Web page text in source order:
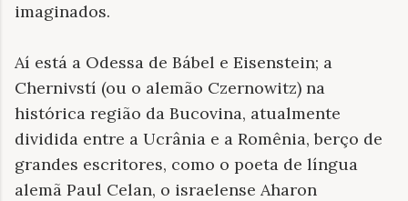
imaginados.
Aí está a Odessa de Bábel e Eisenstein; a
Chernivstí (ou o alemão Czernowitz) na
histórica região da Bucovina, atualmente
dividida entre a Ucrânia e a Romênia, berço de
grandes escritores, como o poeta de língua
alemã Paul Celan, o israelense Aharon